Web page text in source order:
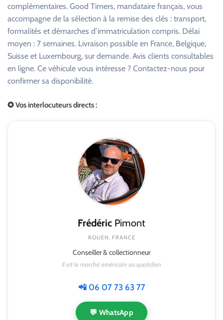
complémentaires. Good Timers, mandataire français, vous
accompagne de la sélection à la remise des clés : transport,
formalités et démarches d’immatriculation compris. Délai
moyen : 7 semaines. Livraison possible en France, Belgique,
Suisse et Luxembourg, sur demande. Avis clients consultables
en ligne. Ce véhicule vous intéresse ? Contactez-nous pour
confirmer sa disponibilité.
✪ Vos interlocuteurs directs :
Frédéric Pimont
ROUEN, FRANCE
Conseiller & collectionneur
Il vit le marché américain au quotidien
📲 06 07 73 63 77
💬 WhatsApp